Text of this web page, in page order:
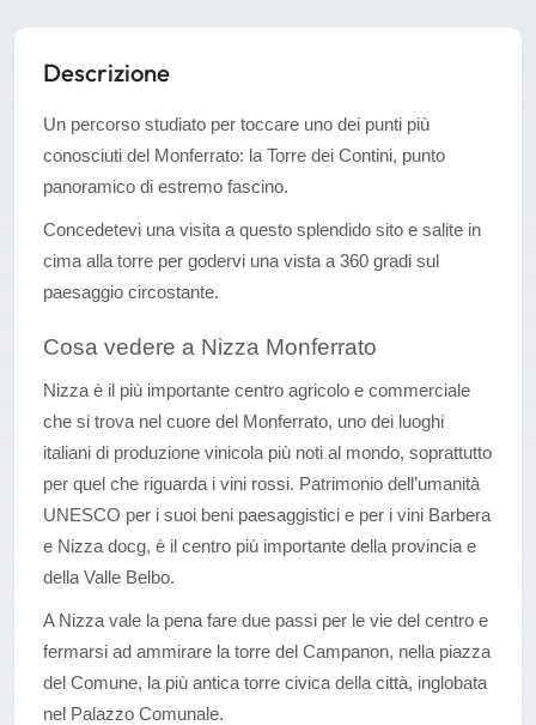
Descrizione
Un percorso studiato per toccare uno dei punti più
conosciuti del Monferrato: la Torre dei Contini, punto
panoramico di estremo fascino.
Concedetevi una visita a questo splendido sito e salite in
cima alla torre per godervi una vista a 360 gradi sul
paesaggio circostante.
Cosa vedere a Nizza Monferrato
Nizza è il più importante centro agricolo e commerciale
che si trova nel cuore del Monferrato, uno dei luoghi
italiani di produzione vinicola più noti al mondo, soprattutto
per quel che riguarda i vini rossi. Patrimonio dell’umanità
UNESCO per i suoi beni paesaggistici e per i vini Barbera
e Nizza docg, è il centro più importante della provincia e
della Valle Belbo.
A Nizza vale la pena fare due passi per le vie del centro e
fermarsi ad ammirare la torre del Campanon, nella piazza
del Comune, la più antica torre civica della città, inglobata
nel Palazzo Comunale.